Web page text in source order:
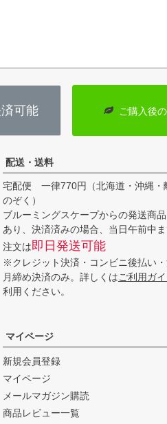
可能 ご購入後の
配送・送料
宅配便 一律770円（北海道・沖縄・
のぞく）
ブルーミングスケープからの発送商
あり、決済済みの場合、当日午前中
注文は即日発送可能
※クレジット決済・コンビニ後払い
月締め決済のみ。詳しくはご利用ガ
利用ください。
マイページ
新規会員登録
マイページ
メールマガジン購読
商品レビュー一覧